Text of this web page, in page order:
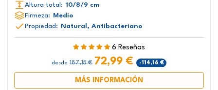
Altura total: 10/8/9 cm
Firmeza:
Medio
Propiedad:
Natural, Antibacteriano
6 Reseñas
desde 187,15 € 72,99 € -114,16 €
MÁS INFORMACIÓN